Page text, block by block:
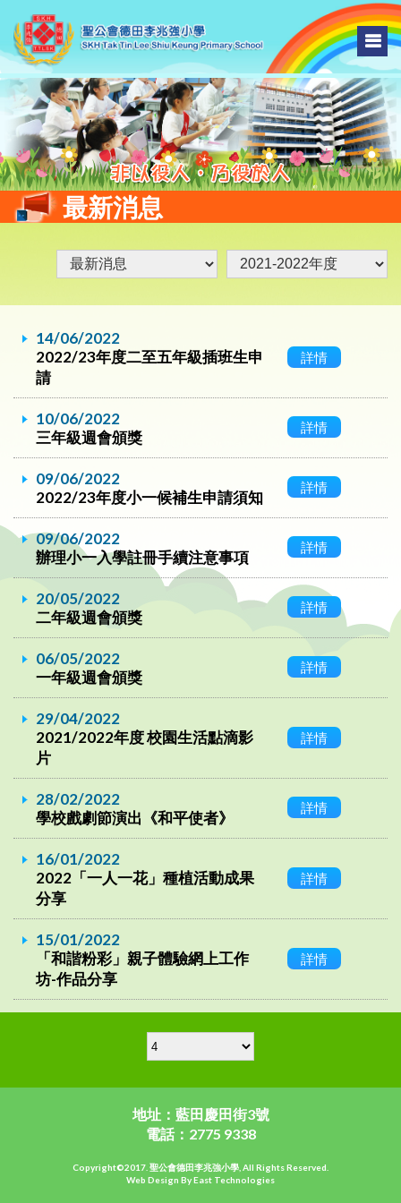
最新消息
14/06/2022
2022/23年度二至五年級插班生申
請
詳情
10/06/2022
三年級週會頒獎
詳情
09/06/2022
2022/23年度小一候補生申請須知
詳情
09/06/2022
辦理小一入學註冊手續注意事項
詳情
20/05/2022
二年級週會頒獎
詳情
06/05/2022
一年級週會頒獎
詳情
29/04/2022
2021/2022年度 校園生活點滴影
片
詳情
28/02/2022
學校戲劇節演出《和平使者》
詳情
16/01/2022
2022「一人一花」種植活動成果
分享
詳情
15/01/2022
「和諧粉彩」親子體驗網上工作
坊-作品分享
詳情
地址：藍田慶田街3號
電話：2775 9338
Copyright©2017. 聖公會德田李兆強小學, All Rights Reserved.
Web Design By East Technologies